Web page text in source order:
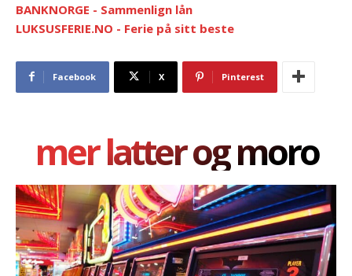
BANKNORGE - Sammenlign lån
LUKSUSFERIE.NO - Ferie på sitt beste
Facebook X Pinterest
mer latter og moro